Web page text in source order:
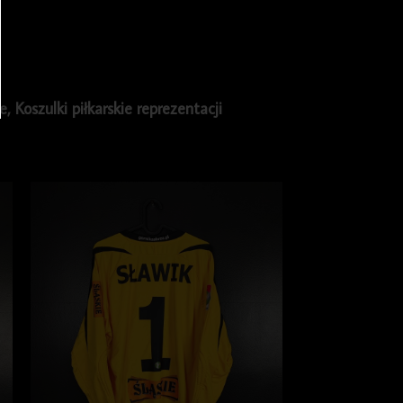
, Koszulki piłkarskie reprezentacji